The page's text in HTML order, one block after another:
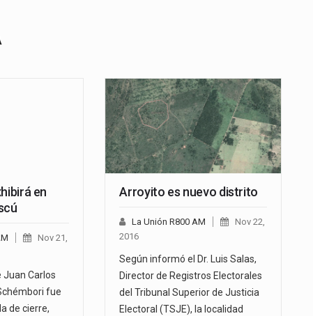
en
Nov 21,
Juan Carlos
fue
de cierre,
Arroyito es nuevo distrito
La Unión R800 AM
Nov 22,
2016
Según informó el Dr. Luis Salas,
Director de Registros Electorales
del Tribunal Superior de Justicia
Electoral (TSJE), la localidad